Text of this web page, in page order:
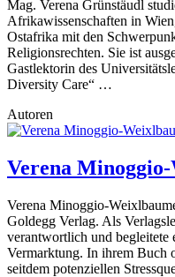
Mag. Verena Grünstäudl
Afrikawissenschaften in
Ostafrika mit den
Religionsrechten. Sie ist
Gastlektorin des
Diversity Care“ …
Autoren
Verena
Verena Minoggio-
Goldegg Verlag. Als
verantwortlich und begleitete
Vermarktung. In ihrem Buch
seitdem potenziellen